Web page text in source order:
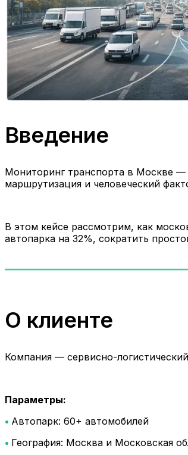
Введение
Мониторинг транспорта в Москве —
маршрутизация и человеческий
В этом кейсе рассмотрим, как
автопарка на 32%, сократить
О клиенте
Компания — сервисно-
Параметры:
• Автопарк: 60+ автомобилей
• География: Москва и Московская